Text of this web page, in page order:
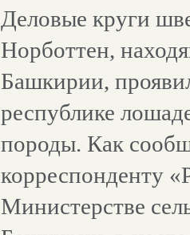
Деловые круги
Норботтен,
Башкирии,
республике
породы. Как
корреспонденту
Министерстве